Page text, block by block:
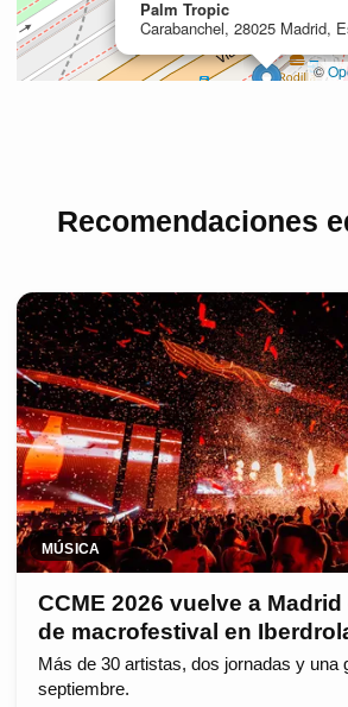
Recomendaciones
MÚSICA
CCME 2026 vuelve a
de macrofestival en
Más de 30 artistas, dos jornadas y una
septiembre.